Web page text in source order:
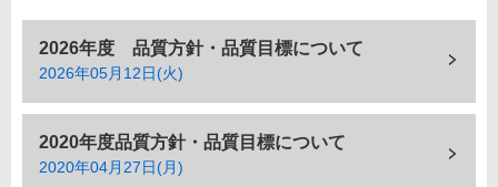
2026年度 品質方針・品質目標について
2026年05月12日(火)
2020年度品質方針・品質目標について
2020年04月27日(月)